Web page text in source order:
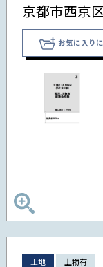
京都市西京
お気に入り
土地 上物有